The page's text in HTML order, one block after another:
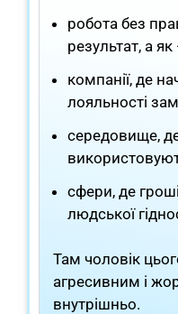
робота без
результат, а
компанії, де
лояльності
середовище,
сфери, де
людської
Там чоловік
агресивним і
внутрішньо.